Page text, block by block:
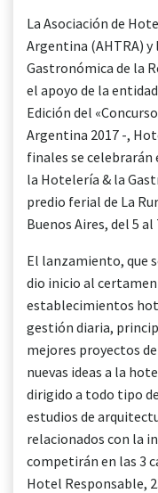
La Asociación de
Argentina (AHTRA)
Gastronómica de la
el apoyo de la
Edición del
Argentina 2017 -,
finales se celebrarán
la Hotelería & la
predio ferial de La
Buenos Aires, del 5
El lanzamiento, que
dio inicio al
establecimientos
gestión diaria,
mejores proyectos
nuevas ideas a la
dirigido a todo tipo
estudios de
relacionados con la
competirán en las 3
Hotel Responsable,